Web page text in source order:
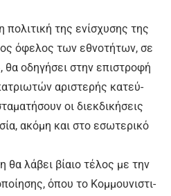
πο­λι­τι­κή της ε­νί­σχυ­σης της
ό­φε­λος των ε­θνο­τή­των, σε
ο­δη­γή­σει στην ε­πι­στρο­φή
α­ρι­στε­ρής κα­τεύ­
οι διεκ­δι­κή­σεις
α­κό­μη και στο ε­σω­τε­ρι­κό
λά­βει βί­αιο τέ­λος με την
ό­που το Κομ­μου­νι­στι­